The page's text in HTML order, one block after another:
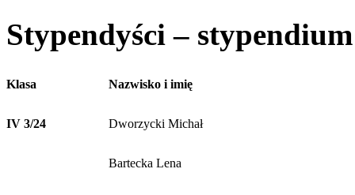
Stypendyści –
Klasa Nazwisko i imię
IV 3/24 Dworzycki Michał
Bartecka Lena